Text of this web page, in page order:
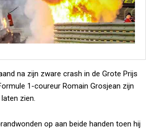
na zijn zware crash in de Grote Prijs
1-coureur Romain Grosjean zijn
zien.
op aan beide handen toen hij